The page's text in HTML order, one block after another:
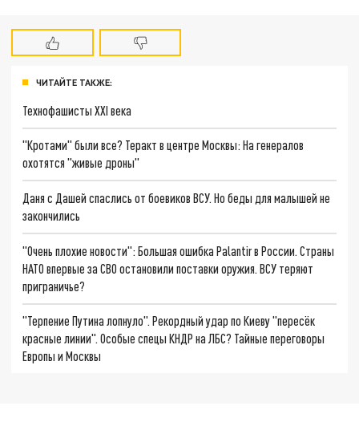
ЧИТАЙТЕ ТАКЖЕ:
Технофашисты XXI века
"Кротами" были все? Теракт в центре Москвы: На генералов
охотятся "живые дроны"
Даня с Дашей спаслись от боевиков ВСУ. Но беды для малышей не
закончились
"Очень плохие новости": Большая ошибка Palantir в России. Страны
НАТО впервые за СВО остановили поставки оружия. ВСУ теряют
приграничье?
"Терпение Путина лопнуло". Рекордный удар по Киеву "пересёк
красные линии". Особые спецы КНДР на ЛБС? Тайные переговоры
Европы и Москвы